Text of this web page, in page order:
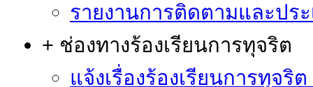
รายงานการติดตามและปร
+ ช่องทางร้องเรียนการทุจริต
แจ้งเรื่องร้องเรียนการทุจริ